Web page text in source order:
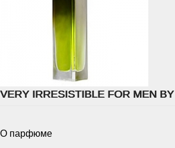
VERY IRRESISTIBLE FOR MEN BY
О парфюме